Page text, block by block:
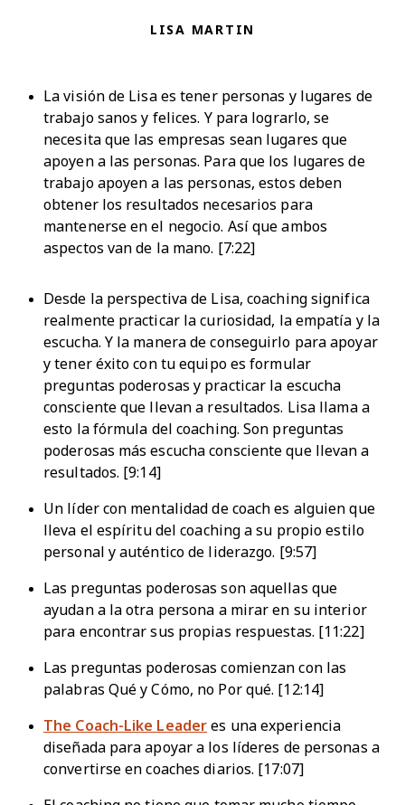
LISA MARTIN
La visión de Lisa es tener personas y lugares de
trabajo sanos y felices. Y para lograrlo, se
necesita que las empresas sean lugares que
apoyen a las personas. Para que los lugares de
trabajo apoyen a las personas, estos deben
obtener los resultados necesarios para
mantenerse en el negocio. Así que ambos
aspectos van de la mano. [7:22]
Desde la perspectiva de Lisa, coaching significa
realmente practicar la curiosidad, la empatía y la
escucha. Y la manera de conseguirlo para apoyar
y tener éxito con tu equipo es formular
preguntas poderosas y practicar la escucha
consciente que llevan a resultados. Lisa llama a
esto la fórmula del coaching. Son preguntas
poderosas más escucha consciente que llevan a
resultados. [9:14]
Un líder con mentalidad de coach es alguien que
lleva el espíritu del coaching a su propio estilo
personal y auténtico de liderazgo. [9:57]
Las preguntas poderosas son aquellas que
ayudan a la otra persona a mirar en su interior
para encontrar sus propias respuestas. [11:22]
Las preguntas poderosas comienzan con las
palabras Qué y Cómo, no Por qué. [12:14]
The Coach-Like Leader es una experiencia
diseñada para apoyar a los líderes de personas a
convertirse en coaches diarios. [17:07]